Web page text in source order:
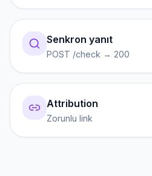
Senkron yanıt
POST /check → 200
Attribution
Zorunlu link